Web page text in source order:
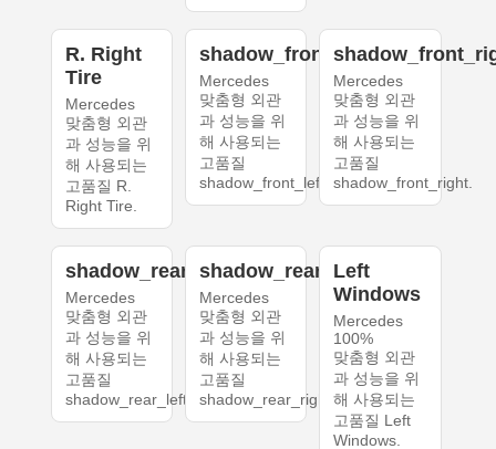
R. Right
Tire
Mercedes
맞춤형 외관
과 성능을 위
해 사용되는
고품질 R.
Right Tire.
shadow_front_left
Mercedes
맞춤형 외관
과 성능을 위
해 사용되는
고품질
shadow_front_left.
Mercedes
맞춤형 외관
과 성능을 위
해 사용되는
고품질
shadow_front_right.
shadow_rear_left
Mercedes
맞춤형 외관
과 성능을 위
해 사용되는
고품질
shadow_rear_left.
shadow_rear_right
Mercedes
맞춤형 외관
과 성능을 위
해 사용되는
고품질
shadow_rear_right.
Left
Windows
Mercedes
100%
맞춤형 외관
과 성능을 위
해 사용되는
고품질 Left
Windows.